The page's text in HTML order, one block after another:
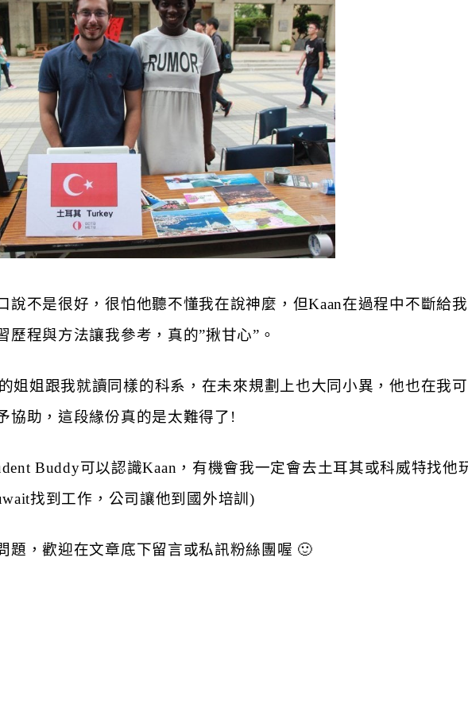
說不是很好，很怕他聽不懂我在說神麼，但Kaan在過程中不斷給
歷程與方法讓我參考，真的”揪甘心”。
姐姐跟我就讀同樣的科系，在未來規劃上也大同小異，他也在我
協助，這段緣份真的是太難得了!
Buddy可以認識Kaan，有機會我一定會去土耳其或科威特找他
找到工作，公司讓他到國外培訓)
題，歡迎在文章底下留言或私訊粉絲團喔 🙂